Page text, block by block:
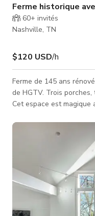
Ferme historique
60+ invités
Nashville, TN
$120 USD/h
Ferme de 145 ans
de HGTV. Trois
Cet espace est magique
sièges autour. Si vous cherchez des extérieurs incroyables
d'une magnifique ferme
est le choix parfait pour
beaux porches, de
avec des